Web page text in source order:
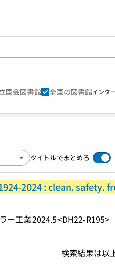
国会図書館 全国の図書館インタ
タイトルでまとめる
2024 : clean. safety.
ー工業2024.5<DH22-R195>
検索結果は以